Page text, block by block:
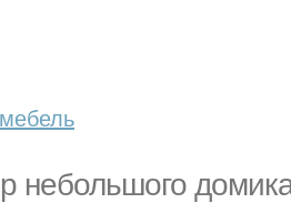
мебель
небольшого